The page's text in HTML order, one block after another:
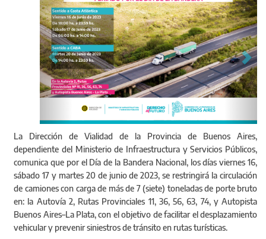
La Dirección de Vialidad de la Provincia de Buenos Aires,
dependiente del Ministerio de Infraestructura y Servicios Públicos,
comunica que por el Día de la Bandera Nacional, los días viernes 16,
sábado 17 y martes 20 de junio de 2023, se restringirá la circulación
de camiones con carga de más de 7 (siete) toneladas de porte bruto
en: la Autovía 2, Rutas Provinciales 11, 36, 56, 63, 74, y Autopista
Buenos Aires–La Plata, con el objetivo de facilitar el desplazamiento
vehicular y prevenir siniestros de tránsito en rutas turísticas.